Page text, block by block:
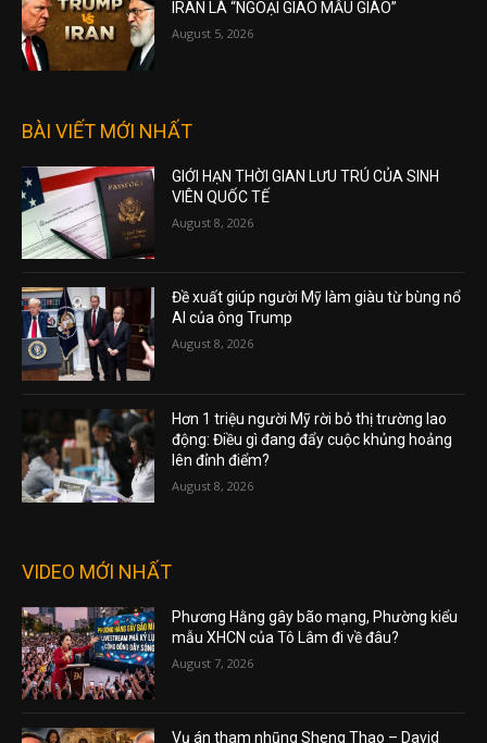
IRAN LÀ “NGOẠI GIAO MẪU GIÁO”
August 5, 2026
BÀI VIẾT MỚI NHẤT
GIỚI HẠN THỜI GIAN LƯU TRÚ CỦA SINH
VIÊN QUỐC TẾ
August 8, 2026
Đề xuất giúp người Mỹ làm giàu từ bùng nổ
AI của ông Trump
August 8, 2026
Hơn 1 triệu người Mỹ rời bỏ thị trường lao
động: Điều gì đang đẩy cuộc khủng hoảng
lên đỉnh điểm?
August 8, 2026
VIDEO MỚI NHẤT
Phương Hằng gây bão mạng, Phường kiểu
mẫu XHCN của Tô Lâm đi về đâu?
August 7, 2026
Vụ án tham nhũng Sheng Thao – David